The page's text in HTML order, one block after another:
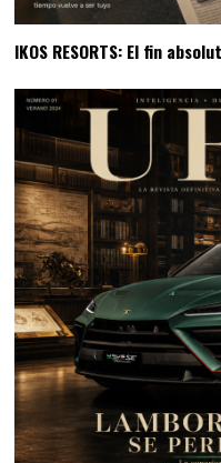
IKOS RESORTS: El fin